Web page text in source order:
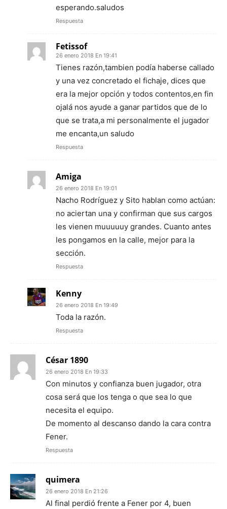
esperando.saludos
Respuesta
Fetissof
26 enero 2018 En 19:41
Tienes razón,tambien podía haberse callado
y una vez concretado el fichaje, dices que
era la mejor opción y todos contentos,en fin
ojalá nos ayude a ganar partidos que de lo
que se trata,a mi personalmente el jugador
me encanta,un saludo
Respuesta
Amiga
26 enero 2018 En 19:01
Nacho Rodríguez y Sito hablan como actúan:
no aciertan una y confirman que sus cargos
les vienen muuuuuy grandes. Cuanto antes
les pongamos en la calle, mejor para la
sección.
Respuesta
Kenny
26 enero 2018 En 19:49
Toda la razón.
Respuesta
César 1890
26 enero 2018 En 19:33
Con minutos y confianza buen jugador, otra
cosa será que los tenga o que sea lo que
necesita el equipo.
De momento al descanso dando la cara contra
Fener.
Respuesta
quimera
26 enero 2018 En 21:26
Al final perdió frente a Fener por 4, buen